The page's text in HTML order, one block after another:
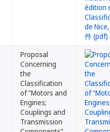
Proposal
Concerning
the
Classification
of "Motors and
Engines;
Couplings and
Transmission